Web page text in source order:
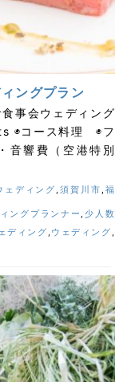
ングプラン
事会ウェディング
◉コース料理 ◉フ
音響費（空港特別
ェディング , 須賀川市 , 福
ングプランナー , 少人数
ディング , ウェディング ,